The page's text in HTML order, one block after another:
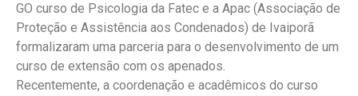
GO curso de Psicologia da Fatec e a Apac (Associação de
Proteção e Assistência aos Condenados) de Ivaiporã
formalizaram uma parceria para o desenvolvimento de um
curso de extensão com os apenados.
Recentemente, a coordenação e acadêmicos do curso